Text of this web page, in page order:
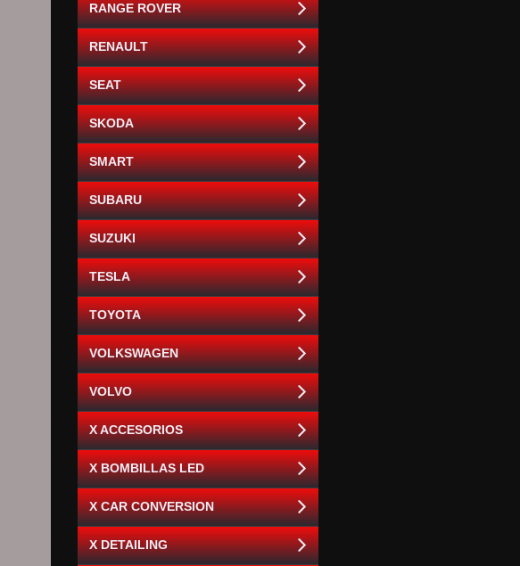
RANGE ROVER
RENAULT
SEAT
SKODA
SMART
SUBARU
SUZUKI
TESLA
TOYOTA
VOLKSWAGEN
VOLVO
X ACCESORIOS
X BOMBILLAS LED
X CAR CONVERSION
X DETAILING